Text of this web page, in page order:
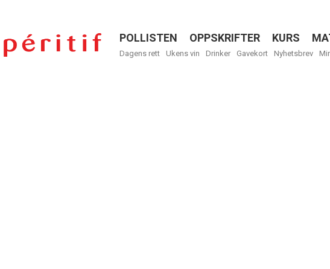
Menu
POLLISTEN OPPSKRIFTER KURS
Dagens rett Ukens vin Drinker Gavekort Nyhetsbrev